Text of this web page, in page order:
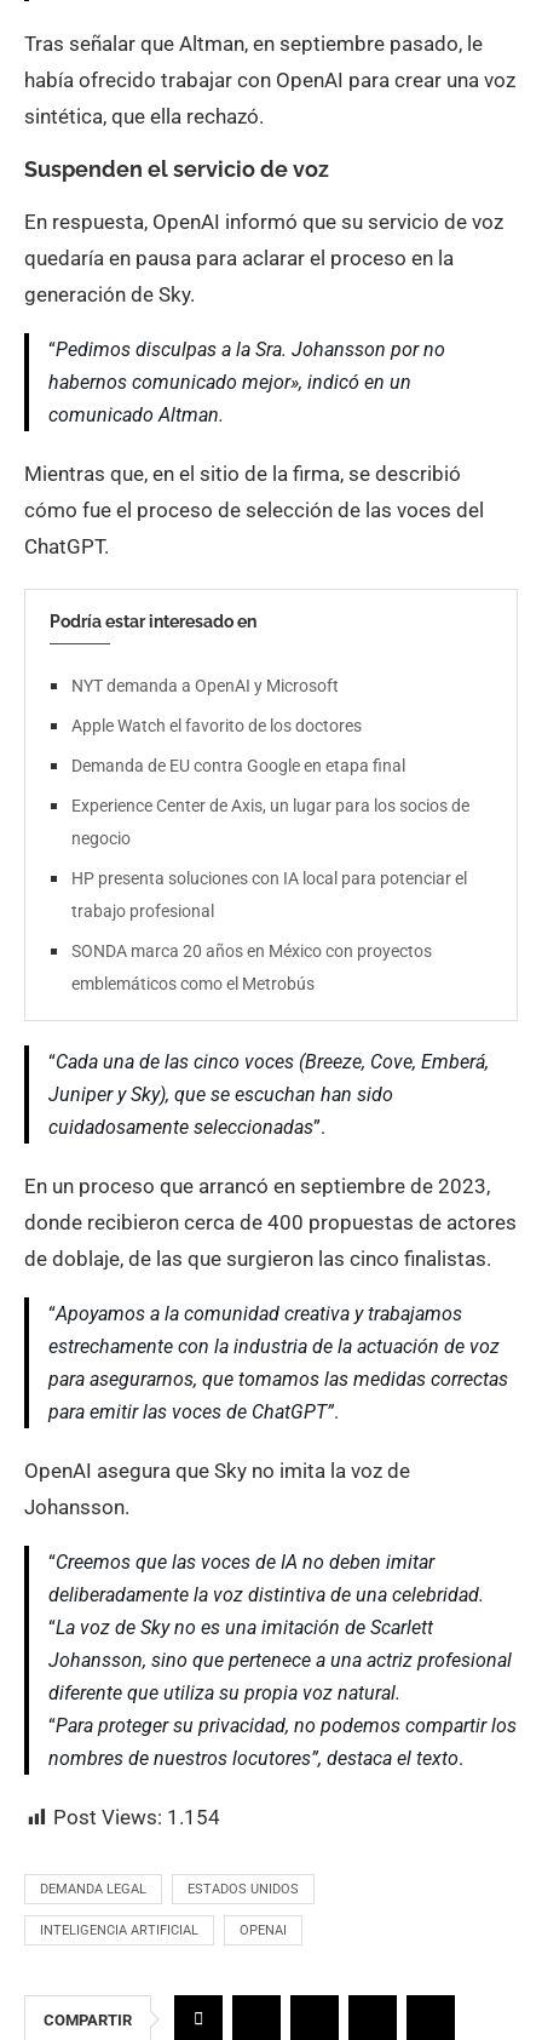
Tras señalar que Altman, en septiembre pasado, le
había ofrecido trabajar con OpenAI para crear una voz
sintética, que ella rechazó.
Suspenden el servicio de voz
En respuesta, OpenAI informó que su servicio de voz
quedaría en pausa para aclarar el proceso en la
generación de Sky.
“Pedimos disculpas a la Sra. Johansson por no
habernos comunicado mejor», indicó en un
comunicado Altman.
Mientras que, en el sitio de la firma, se describió
cómo fue el proceso de selección de las voces del
ChatGPT.
Podría estar interesado en
NYT demanda a OpenAI y Microsoft
Apple Watch el favorito de los doctores
Demanda de EU contra Google en etapa final
Experience Center de Axis, un lugar para los socios de
negocio
HP presenta soluciones con IA local para potenciar el
trabajo profesional
SONDA marca 20 años en México con proyectos
emblemáticos como el Metrobús
“Cada una de las cinco voces (Breeze, Cove, Emberá,
Juniper y Sky), que se escuchan han sido
cuidadosamente seleccionadas”.
En un proceso que arrancó en septiembre de 2023,
donde recibieron cerca de 400 propuestas de actores
de doblaje, de las que surgieron las cinco finalistas.
“Apoyamos a la comunidad creativa y trabajamos
estrechamente con la industria de la actuación de voz
para asegurarnos, que tomamos las medidas correctas
para emitir las voces de ChatGPT”.
OpenAI asegura que Sky no imita la voz de
Johansson.
“Creemos que las voces de IA no deben imitar
deliberadamente la voz distintiva de una celebridad.
“La voz de Sky no es una imitación de Scarlett
Johansson, sino que pertenece a una actriz profesional
diferente que utiliza su propia voz natural.
“Para proteger su privacidad, no podemos compartir los
nombres de nuestros locutores”, destaca el texto.
Post Views: 1.154
DEMANDA LEGAL ESTADOS UNIDOS
INTELIGENCIA ARTIFICIAL OPENAI
COMPARTIR